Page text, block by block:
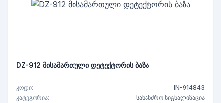
DZ-912 მისამართული დეტექტორის ბაზა
კოდი:
IN-914843
კატეგორია:
სახანძრო სიგნალიზაცია